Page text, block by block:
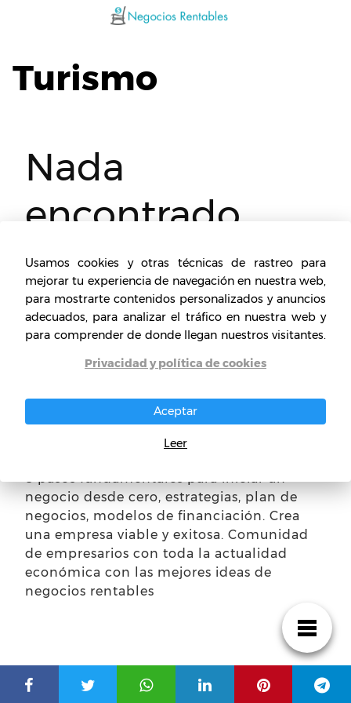
Turismo
Nada
encontrado
Parace que no podemos encontrar lo que
estas buscando. Quizá el buscador te
ayude.
8 pasos fundamentales para iniciar un
negocio desde cero, estrategias, plan de
negocios, modelos de financiación. Crea
una empresa viable y exitosa. Comunidad
de empresarios con toda la actualidad
económica con las mejores ideas de
negocios rentables
Usamos cookies y otras técnicas de rastreo para
mejorar tu experiencia de navegación en nuestra web,
para mostrarte contenidos personalizados y anuncios
adecuados, para analizar el tráfico en nuestra web y
para comprender de donde llegan nuestros visitantes.
Privacidad y política de cookies
Aceptar
Leer